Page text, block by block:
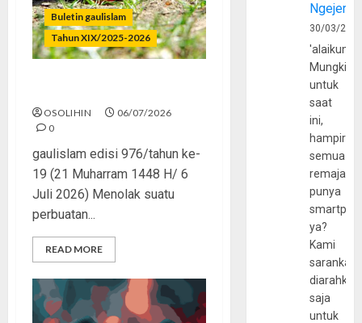
Buletin gaulislam
Tahun XIX/2025-2026
OSOLIHIN
06/07/2026
0
gaulislam edisi 976/tahun ke-
19 (21 Muharram 1448 H/ 6
Juli 2026) Menolak suatu
perbuatan...
READ MORE
30/03/
Mungkin
untuk
saat
ini,
hampir
semua
remaja
punya
ya?
Kami
sarankan,
diarahkan
saja
untuk